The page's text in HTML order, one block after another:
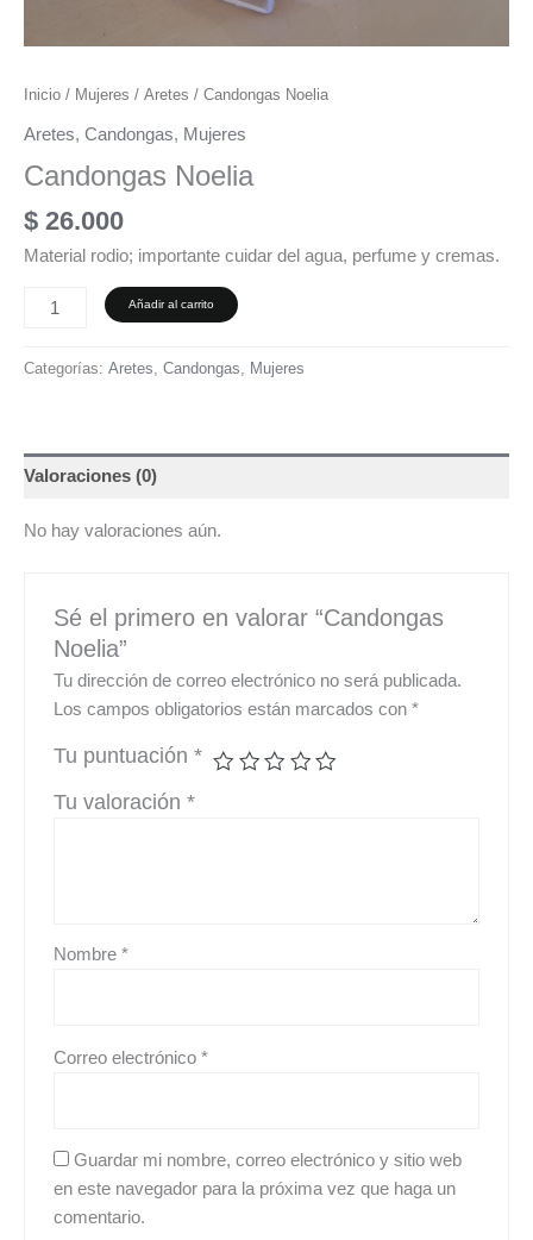
Inicio / Mujeres / Aretes / Candongas Noelia
Aretes, Candongas, Mujeres
Candongas Noelia
$ 26.000
Material rodio; importante cuidar del agua, perfume y cremas.
Añadir al carrito
Categorías: Aretes, Candongas, Mujeres
Valoraciones (0)
No hay valoraciones aún.
Sé el primero en valorar “Candongas
Noelia”
Tu dirección de correo electrónico no será publicada.
Los campos obligatorios están marcados con*
Tu puntuación*
Tu valoración*
Nombre*
Correo electrónico*
Guardar mi nombre, correo electrónico y sitio web
en este navegador para la próxima vez que haga un
comentario.